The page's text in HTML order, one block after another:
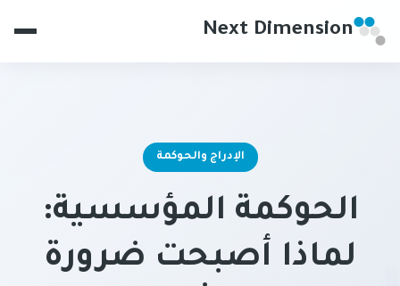
Next Dimension
الإدراج والحوكمة
الحوكمة المؤسسية:
لماذا أصبحت ضرورة